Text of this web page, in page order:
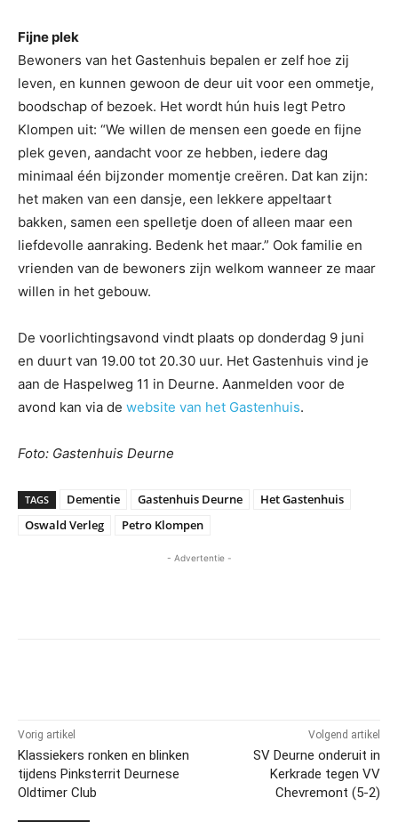
Fijne plek
Bewoners van het Gastenhuis bepalen er zelf hoe zij
leven, en kunnen gewoon de deur uit voor een ommetje,
boodschap of bezoek. Het wordt hún huis legt Petro
Klompen uit: “We willen de mensen een goede en fijne
plek geven, aandacht voor ze hebben, iedere dag
minimaal één bijzonder momentje creëren. Dat kan zijn:
het maken van een dansje, een lekkere appeltaart
bakken, samen een spelletje doen of alleen maar een
liefdevolle aanraking. Bedenk het maar.” Ook familie en
vrienden van de bewoners zijn welkom wanneer ze maar
willen in het gebouw.
De voorlichtingsavond vindt plaats op donderdag 9 juni
en duurt van 19.00 tot 20.30 uur. Het Gastenhuis vind je
aan de Haspelweg 11 in Deurne. Aanmelden voor de
avond kan via de website van het Gastenhuis.
Foto: Gastenhuis Deurne
TAGS Dementie Gastenhuis Deurne
Het Gastenhuis
Oswald Verleg
Petro Klompen
- Advertentie -
Vorig artikel
Klassiekers ronken en blinken
tijdens Pinksterrit Deurnese
Oldtimer Club
Volgend artikel
SV Deurne onderuit in
Kerkrade tegen VV
Chevremont (5-2)